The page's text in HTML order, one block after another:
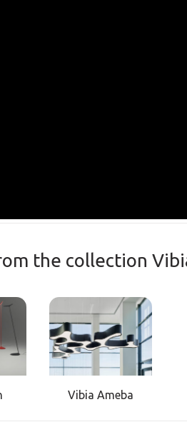
the collection
Vibia Ameba